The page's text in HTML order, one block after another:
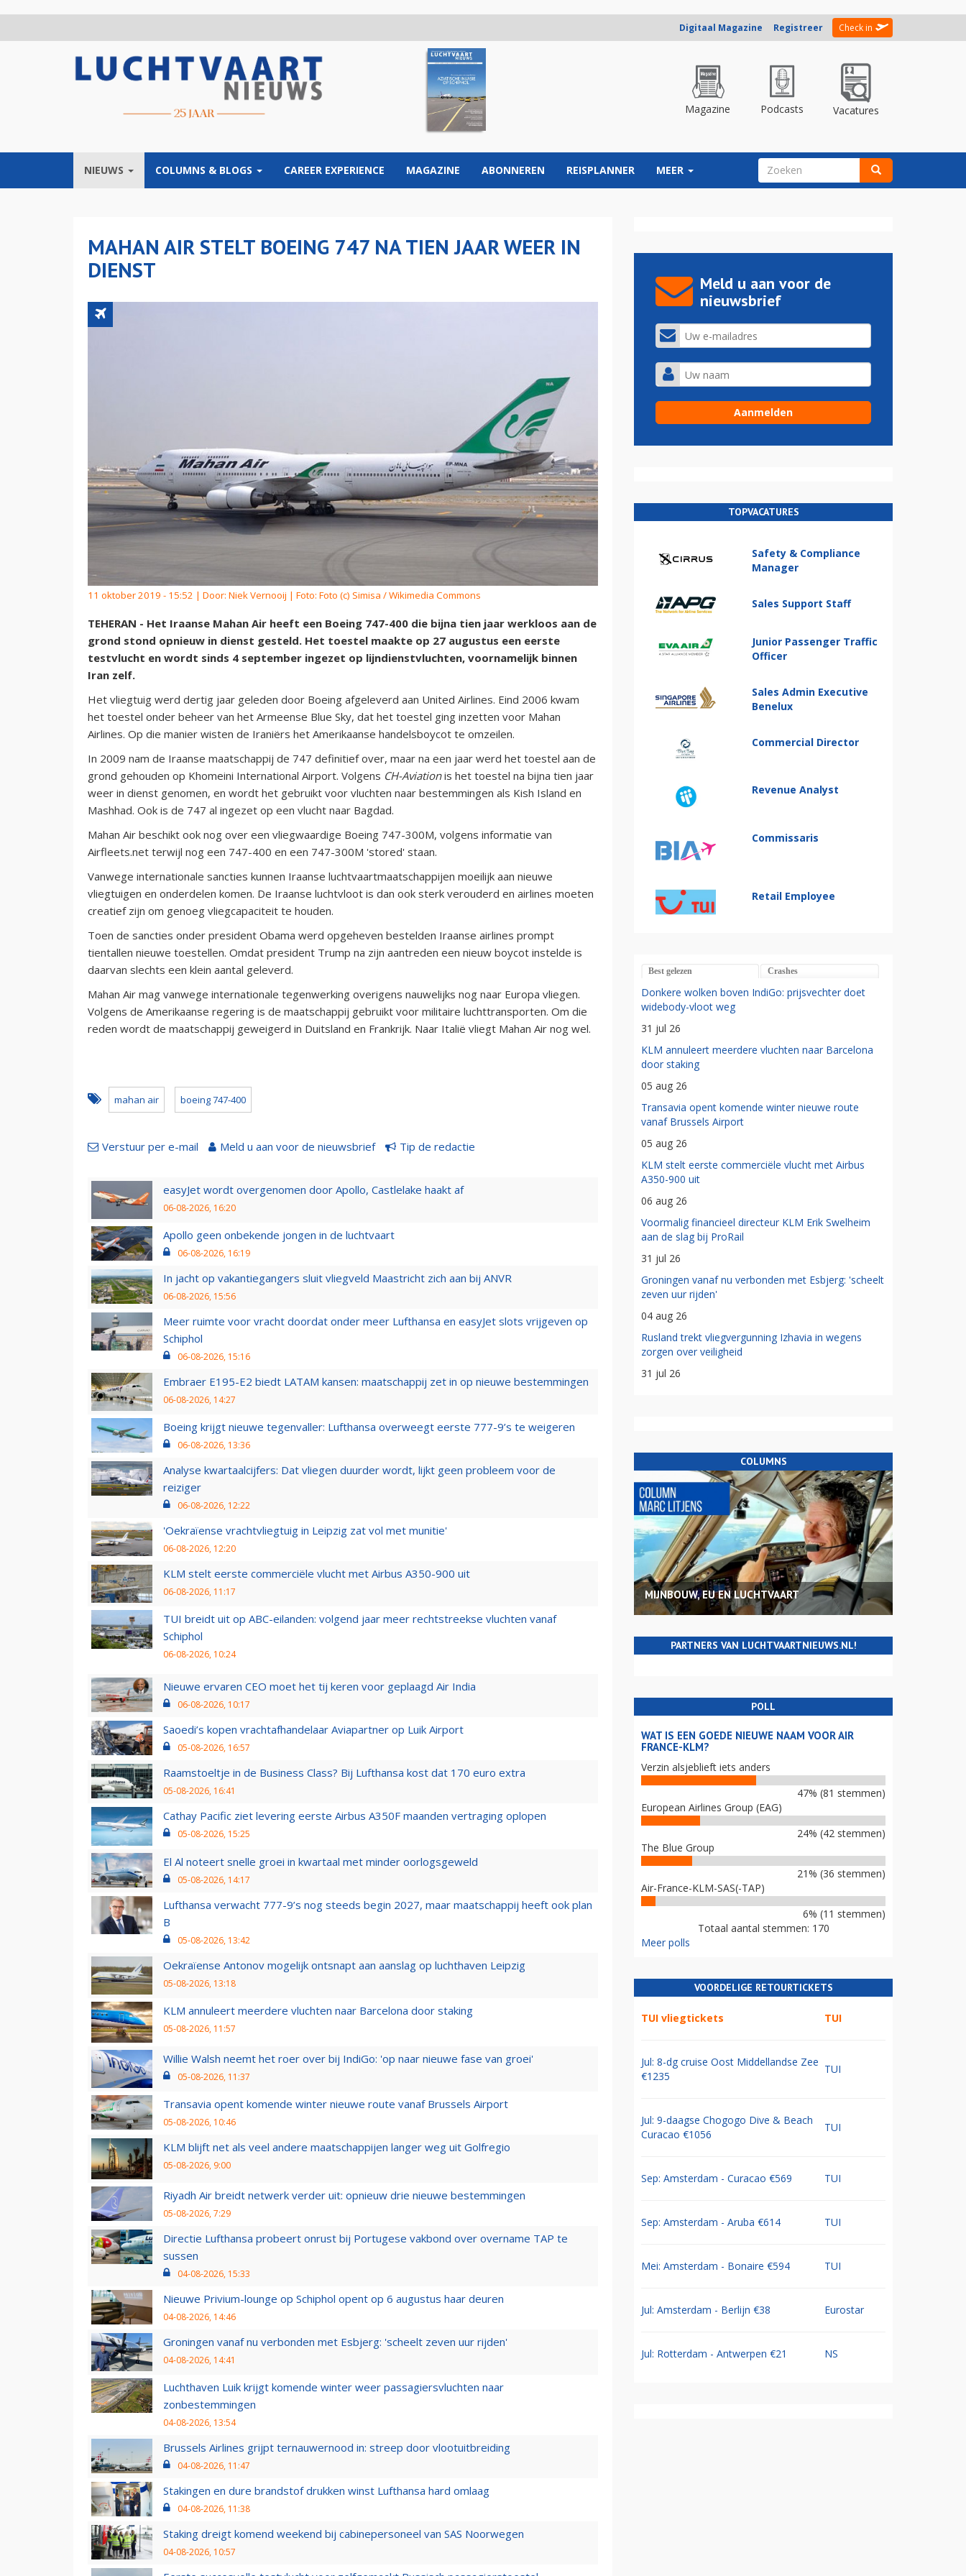
Digitaal Magazine Registreer Check in
Magazine Podcasts Vacatures
NIEUWS COLUMNS & BLOGS CAREER EXPERIENCE MAGAZINE ABONNEREN REISPLANNER MEER ZOEKVELD
MAHAN AIR STELT BOEING 747 NA TIEN JAAR WEER IN
DIENST
11 oktober 2019 - 15:52 | Door: Niek Vernooij | Foto: Foto (c) Simisa / Wikimedia Commons
TEHERAN - Het Iraanse Mahan Air heeft een Boeing 747-400 die bijna tien jaar werkloos aan de
grond stond opnieuw in dienst gesteld. Het toestel maakte op 27 augustus een eerste
testvlucht en wordt sinds 4 september ingezet op lijndienstvluchten, voornamelijk binnen
Iran zelf.
Het vliegtuig werd dertig jaar geleden door Boeing afgeleverd aan United Airlines. Eind 2006 kwam
het toestel onder beheer van het Armeense Blue Sky, dat het toestel ging inzetten voor Mahan
Airlines. Op die manier wisten de Iraniërs het Amerikaanse handelsboycot te omzeilen.
In 2009 nam de Iraanse maatschappij de 747 definitief over, maar na een jaar werd het toestel aan de
grond gehouden op Khomeini International Airport. Volgens CH-Aviationis het toestel na bijna tien jaar
weer in dienst genomen, en wordt het gebruikt voor vluchten naar bestemmingen als Kish Island en
Mashhad. Ook is de 747 al ingezet op een vlucht naar Bagdad.
Mahan Air beschikt ook nog over een vliegwaardige Boeing 747-300M, volgens informatie van
Airfleets.net terwijl nog een 747-400 en een 747-300M 'stored' staan.
Vanwege internationale sancties kunnen Iraanse luchtvaartmaatschappijen moeilijk aan nieuwe
vliegtuigen en onderdelen komen. De Iraanse luchtvloot is dan ook sterk verouderd en airlines moeten
creatief zijn om genoeg vliegcapaciteit te houden.
Toen de sancties onder president Obama werd opgeheven bestelden Iraanse airlines prompt
tientallen nieuwe toestellen. Omdat president Trump na zijn aantreden een nieuw boycot instelde is
daarvan slechts een klein aantal geleverd.
Mahan Air mag vanwege internationale tegenwerking overigens nauwelijks nog naar Europa vliegen.
Volgens de Amerikaanse regering is de maatschappij gebruikt voor militaire luchttransporten. Om die
reden wordt de maatschappij geweigerd in Duitsland en Frankrijk. Naar Italië vliegt Mahan Air nog wel.
mahan air boeing 747-400
Verstuur per e-mail Meld u aan voor de nieuwsbrief Tip de redactie
easyJet wordt overgenomen door Apollo, Castlelake haakt af
06-08-2026, 16:20
Apollo geen onbekende jongen in de luchtvaart
06-08-2026, 16:19
In jacht op vakantiegangers sluit vliegveld Maastricht zich aan bij ANVR
06-08-2026, 15:56
Meer ruimte voor vracht doordat onder meer Lufthansa en easyJet slots vrijgeven op
Schiphol
06-08-2026, 15:16
Embraer E195-E2 biedt LATAM kansen: maatschappij zet in op nieuwe bestemmingen
06-08-2026, 14:27
Boeing krijgt nieuwe tegenvaller: Lufthansa overweegt eerste 777-9’s te weigeren
06-08-2026, 13:36
Analyse kwartaalcijfers: Dat vliegen duurder wordt, lijkt geen probleem voor de
reiziger
06-08-2026, 12:22
'Oekraïense vrachtvliegtuig in Leipzig zat vol met munitie'
06-08-2026, 12:20
KLM stelt eerste commerciële vlucht met Airbus A350-900 uit
06-08-2026, 11:17
TUI breidt uit op ABC-eilanden: volgend jaar meer rechtstreekse vluchten vanaf
Schiphol
06-08-2026, 10:24
Nieuwe ervaren CEO moet het tij keren voor geplaagd Air India
06-08-2026, 10:17
Saoedi’s kopen vrachtafhandelaar Aviapartner op Luik Airport
05-08-2026, 16:57
Raamstoeltje in de Business Class? Bij Lufthansa kost dat 170 euro extra
05-08-2026, 16:41
Cathay Pacific ziet levering eerste Airbus A350F maanden vertraging oplopen
05-08-2026, 15:25
El Al noteert snelle groei in kwartaal met minder oorlogsgeweld
05-08-2026, 14:17
Lufthansa verwacht 777-9’s nog steeds begin 2027, maar maatschappij heeft ook plan
B
05-08-2026, 13:42
Oekraïense Antonov mogelijk ontsnapt aan aanslag op luchthaven Leipzig
05-08-2026, 13:18
KLM annuleert meerdere vluchten naar Barcelona door staking
05-08-2026, 11:57
Willie Walsh neemt het roer over bij IndiGo: 'op naar nieuwe fase van groei'
05-08-2026, 11:37
Transavia opent komende winter nieuwe route vanaf Brussels Airport
05-08-2026, 10:46
KLM blijft net als veel andere maatschappijen langer weg uit Golfregio
05-08-2026, 9:00
Riyadh Air breidt netwerk verder uit: opnieuw drie nieuwe bestemmingen
05-08-2026, 7:29
Directie Lufthansa probeert onrust bij Portugese vakbond over overname TAP te
sussen
04-08-2026, 15:33
Nieuwe Privium-lounge op Schiphol opent op 6 augustus haar deuren
04-08-2026, 14:46
Groningen vanaf nu verbonden met Esbjerg: 'scheelt zeven uur rijden'
04-08-2026, 14:41
Luchthaven Luik krijgt komende winter weer passagiersvluchten naar
zonbestemmingen
04-08-2026, 13:54
Brussels Airlines grijpt ternauwernood in: streep door vlootuitbreiding
04-08-2026, 11:47
Stakingen en dure brandstof drukken winst Lufthansa hard omlaag
04-08-2026, 11:38
Staking dreigt komend weekend bij cabinepersoneel van SAS Noorwegen
04-08-2026, 10:57
Meld u aan voor de
nieuwsbrief
TOPVACATURES
Safety & Compliance
Manager
Sales Support Staff
Junior Passenger Traffic
Officer
Sales Admin Executive
Benelux
Commercial Director
Revenue Analyst
Commissaris
Retail Employee
Best gelezen Crashes
Donkere wolken boven IndiGo: prijsvechter doet
widebody-vloot weg
31 jul 26
KLM annuleert meerdere vluchten naar Barcelona
door staking
05 aug 26
Transavia opent komende winter nieuwe route
vanaf Brussels Airport
05 aug 26
KLM stelt eerste commerciële vlucht met Airbus
A350-900 uit
06 aug 26
Voormalig financieel directeur KLM Erik Swelheim
aan de slag bij ProRail
31 jul 26
Groningen vanaf nu verbonden met Esbjerg: 'scheelt
zeven uur rijden'
04 aug 26
Rusland trekt vliegvergunning Izhavia in wegens
zorgen over veiligheid
31 jul 26
COLUMNS
MIJNBOUW, EU EN LUCHTVAART
PARTNERS VAN LUCHTVAARTNIEUWS.NL!
POLL
WAT IS EEN GOEDE NIEUWE NAAM VOOR AIR
FRANCE-KLM?
Verzin alsjeblieft iets anders
47% (81 stemmen)
European Airlines Group (EAG)
24% (42 stemmen)
The Blue Group
21% (36 stemmen)
Air-France-KLM-SAS(-TAP)
6% (11 stemmen)
Totaal aantal stemmen: 170
Meer polls
VOORDELIGE RETOURTICKETS
TUI vliegtickets TUI
Jul: 8-dg cruise Oost Middellandse Zee
€1235
TUI
Jul: 9-daagse Chogogo Dive & Beach
Curacao €1056
TUI
Sep: Amsterdam - Curacao €569 TUI
Sep: Amsterdam - Aruba €614 TUI
Mei: Amsterdam - Bonaire €594 TUI
Jul: Amsterdam - Berlijn €38 Eurostar
Jul: Rotterdam - Antwerpen €21 NS